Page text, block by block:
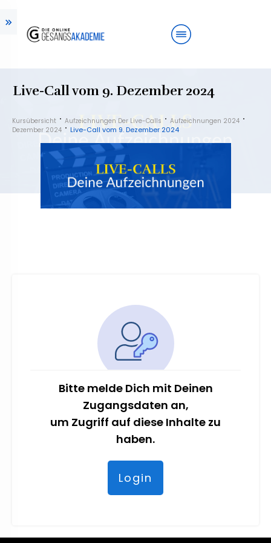
Live-Call vom 9. Dezember 2024
Kursübersicht Aufzeichnungen Der Live-Calls
Aufzeichnungen 2024
Dezember 2024
Live-Call vom 9. Dezember 2024
Bitte melde Dich mit Deinen
Zugangsdaten an,
um Zugriff auf diese Inhalte zu
haben.
Login